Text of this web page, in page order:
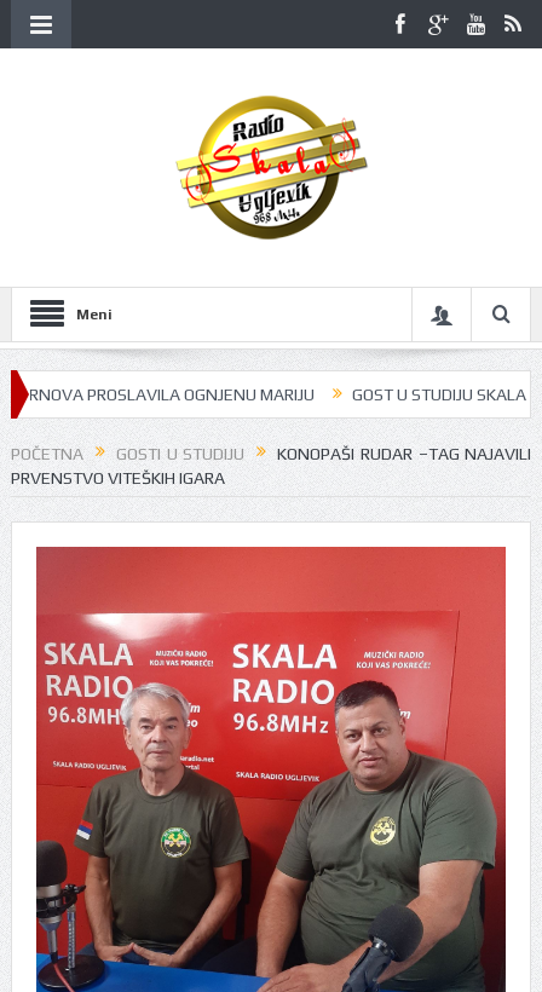
Meni
PROSLAVILA OGNJENU MARIJU GOST U STUDIJU SKALA RADIJA
POČETNA GOSTI U STUDIJU
KONOPAŠI RUDAR –TAG NAJAVILI
PRVENSTVO VITEŠKIH IGARA